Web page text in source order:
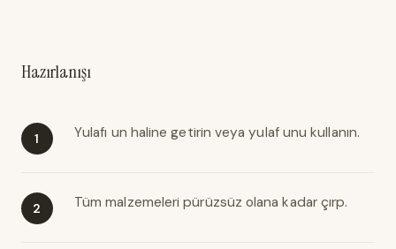
Hazırlanışı
Yulafı un haline getirin veya yulaf unu kullanın.
Tüm malzemeleri pürüzsüz olana kadar çırp.